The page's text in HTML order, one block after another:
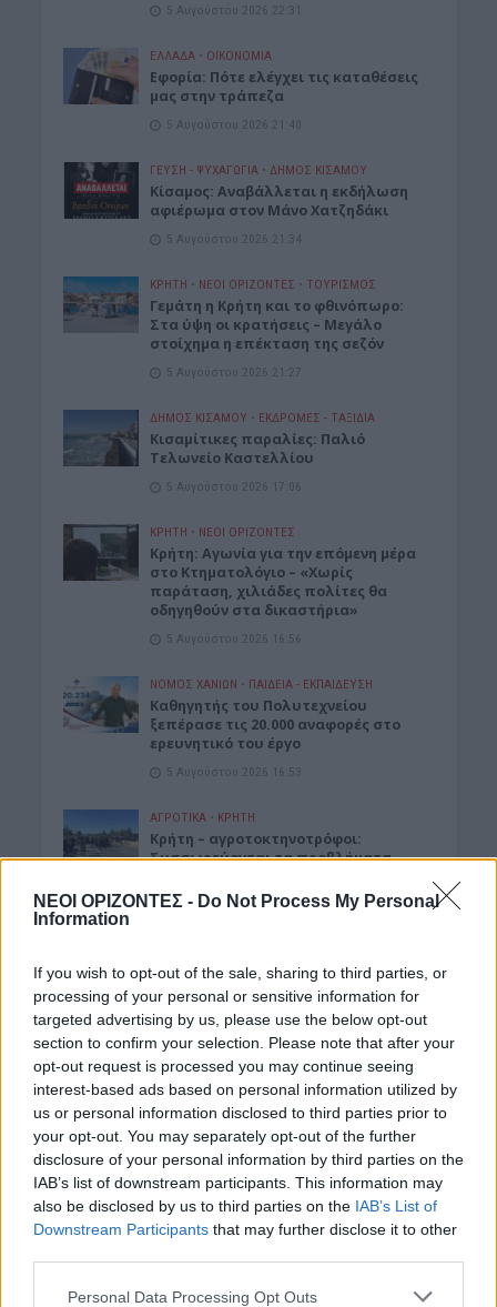
ΝΕΟΙ ΟΡΙΖΟΝΤΕΣ - Do Not Process My Personal
Information
If you wish to opt-out of the sale, sharing to third parties, or
processing of your personal or sensitive information for
targeted advertising by us, please use the below opt-out
section to confirm your selection. Please note that after your
opt-out request is processed you may continue seeing
interest-based ads based on personal information utilized by
us or personal information disclosed to third parties prior to
your opt-out. You may separately opt-out of the further
disclosure of your personal information by third parties on the
IAB’s list of downstream participants. This information may
also be disclosed by us to third parties on the IAB’s List of
Downstream Participants that may further disclose it to other
Personal Data Processing Opt Outs
5 Αυγούστου 2026 22:31
ΕΛΛΑΔΑ • ΟΙΚΟΝΟΜΙΑ
Εφορία: Πότε ελέγχει τις καταθέσεις
μας στην τράπεζα
5 Αυγούστου 2026 21:40
ΓΕΎΣΗ - ΨΥΧΑΓΩΓΊΑ • ΔΉΜΟΣ ΚΙΣΆΜΟΥ
Κίσαμος: Αναβάλλεται η εκδήλωση
αφιέρωμα στον Μάνο Χατζηδάκι
5 Αυγούστου 2026 21:34
ΚΡΗΤΗ • ΝΕΟΙ ΟΡΙΖΟΝΤΕΣ • ΤΟΥΡΙΣΜΟΣ
Γεμάτη η Κρήτη και το φθινόπωρο:
Στα ύψη οι κρατήσεις – Μεγάλο
στοίχημα η επέκταση της σεζόν
5 Αυγούστου 2026 21:27
ΔΉΜΟΣ ΚΙΣΆΜΟΥ • ΕΚΔΡΟΜΈΣ - ΤΑΞΊΔΙΑ
Kισαμίτικες παραλίες: Παλιό
Τελωνείο Καστελλίου
5 Αυγούστου 2026 17:06
ΚΡΗΤΗ • ΝΕΟΙ ΟΡΙΖΟΝΤΕΣ
Kρήτη: Αγωνία για την επόμενη μέρα
στο Κτηματολόγιο – «Χωρίς
παράταση, χιλιάδες πολίτες θα
οδηγηθούν στα δικαστήρια»
5 Αυγούστου 2026 16:56
ΝΟΜΌΣ ΧΑΝΊΩΝ • ΠΑΙΔΕΙΑ - ΕΚΠΑΙΔΕΥΣΗ
Καθηγητής του Πολυτεχνείου
ξεπέρασε τις 20.000 αναφορές στο
ερευνητικό του έργο
5 Αυγούστου 2026 16:53
ΑΓΡΟΤΙΚΑ • ΚΡΗΤΗ
Κρήτη – αγροτοκτηνοτρόφοι:
Συσσωρεύονται τα προβλήματα –
5 Αυγούστου 2026 16:48
Κρήτη: Τραγικές ελλείψεις στα
φαρμακεία – Λείπουν ακόμη και
κολλύρια
5 Αυγούστου 2026 16:46
Δημοφιλή αυτή την εβδομάδα